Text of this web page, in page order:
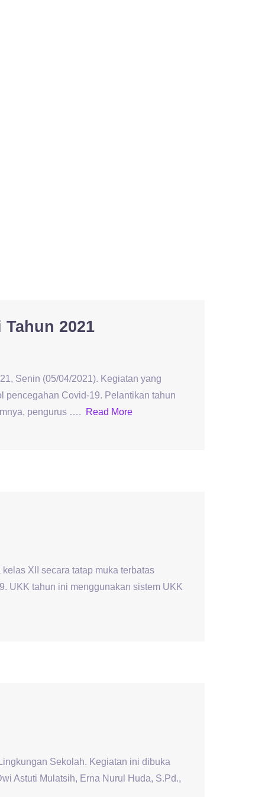
2021
Senin (05/04/2021). Kegiatan yang
pencegahan Covid-19. Pelantikan tahun
pengurus ….
Read More
XII secara tatap muka terbatas
UKK tahun ini menggunakan sistem UKK
Sekolah. Kegiatan ini dibuka
Astuti Mulatsih, Erna Nurul Huda, S.Pd.,